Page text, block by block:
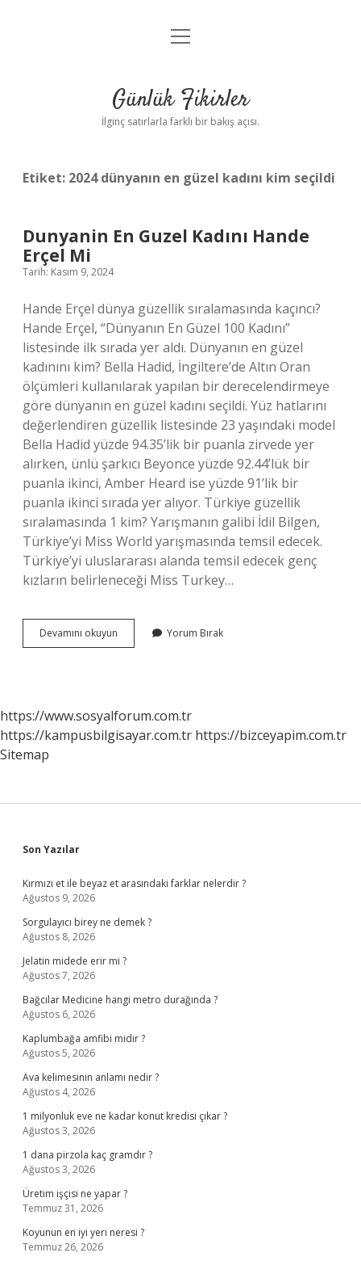
Anasayfa
Yasal Uyarı
menüyü
Günlük Fikirler
İlginç satırlarla farklı bir bakış açısı.
Etiket: 2024 dünyanın en güzel kadını kim seçildi
Dunyanin En Guzel Kadını Hande
Erçel Mi
Tarih: Kasım 9, 2024
Hande Erçel dünya güzellik sıralamasında kaçıncı?
Hande Erçel, “Dünyanın En Güzel 100 Kadını”
listesinde ilk sırada yer aldı. Dünyanın en güzel
kadınını kim? Bella Hadid, İngiltere’de Altın Oran
ölçümleri kullanılarak yapılan bir derecelendirmeye
göre dünyanın en güzel kadını seçildi. Yüz hatlarını
değerlendiren güzellik listesinde 23 yaşındaki model
Bella Hadid yüzde 94.35’lik bir puanla zirvede yer
alırken, ünlü şarkıcı Beyonce yüzde 92.44’lük bir
puanla ikinci, Amber Heard ise yüzde 91’lik bir
puanla ikinci sırada yer alıyor. Türkiye güzellik
sıralamasında 1 kim? Yarışmanın galibi İdil Bilgen,
Türkiye’yi Miss World yarışmasında temsil edecek.
Türkiye’yi uluslararası alanda temsil edecek genç
kızların belirleneceği Miss Turkey…
Devamını okuyun Dunyanin
En
Mi
Yorum Bırak
https://www.sosyalforum.com.tr
https://kampusbilgisayar.com.tr https://bizceyapim.com.tr
Sitemap
Sidebar
Son Yazılar
Kırmızı et ile beyaz et arasındaki farklar nelerdir ?
Ağustos 9, 2026
Sorgulayıcı birey ne demek ?
Ağustos 8, 2026
Jelatin midede erir mi ?
Ağustos 7, 2026
Bağcılar Medicine hangi metro durağında ?
Ağustos 6, 2026
Kaplumbağa amfibi midir ?
Ağustos 5, 2026
Ava kelimesinin anlamı nedir ?
Ağustos 4, 2026
1 milyonluk eve ne kadar konut kredisi çıkar ?
Ağustos 3, 2026
1 dana pirzola kaç gramdır ?
Ağustos 3, 2026
Üretim işçisi ne yapar ?
Temmuz 31, 2026
Koyunun en iyi yeri neresi ?
Temmuz 26, 2026